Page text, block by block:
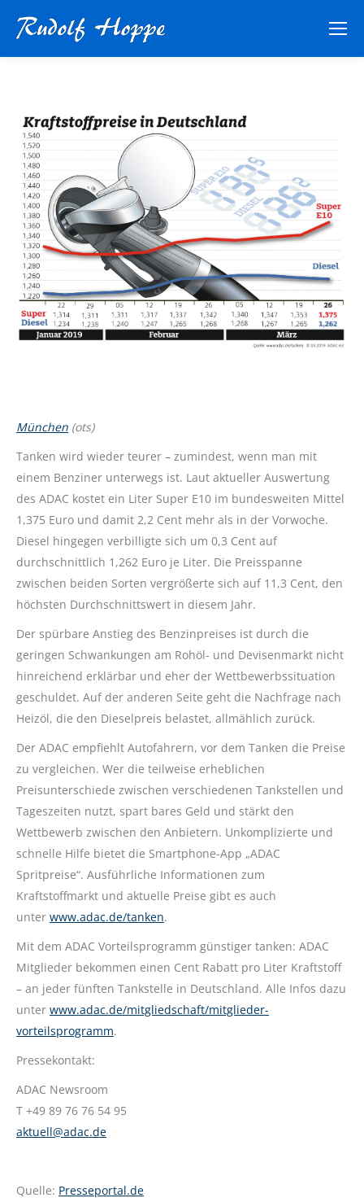
München (ots)
Tanken wird wieder teurer – zumindest, wenn man mit
einem Benziner unterwegs ist. Laut aktueller Auswertung
des ADAC kostet ein Liter Super E10 im bundesweiten Mittel
1,375 Euro und damit 2,2 Cent mehr als in der Vorwoche.
Diesel hingegen verbilligte sich um 0,3 Cent auf
durchschnittlich 1,262 Euro je Liter. Die Preisspanne
zwischen beiden Sorten vergrößerte sich auf 11,3 Cent, den
höchsten Durchschnittswert in diesem Jahr.
Der spürbare Anstieg des Benzinpreises ist durch die
geringen Schwankungen am Rohöl- und Devisenmarkt nicht
hinreichend erklärbar und eher der Wettbewerbssituation
geschuldet. Auf der anderen Seite geht die Nachfrage nach
Heizöl, die den Dieselpreis belastet, allmählich zurück.
Der ADAC empfiehlt Autofahrern, vor dem Tanken die Preise
zu vergleichen. Wer die teilweise erheblichen
Preisunterschiede zwischen verschiedenen Tankstellen und
Tageszeiten nutzt, spart bares Geld und stärkt den
Wettbewerb zwischen den Anbietern. Unkomplizierte und
schnelle Hilfe bietet die Smartphone-App „ADAC
Spritpreise“. Ausführliche Informationen zum
Kraftstoffmarkt und aktuelle Preise gibt es auch
unter www.adac.de/tanken.
Mit dem ADAC Vorteilsprogramm günstiger tanken: ADAC
Mitglieder bekommen einen Cent Rabatt pro Liter Kraftstoff
– an jeder fünften Tankstelle in Deutschland. Alle Infos dazu
unter www.adac.de/mitgliedschaft/mitglieder-
vorteilsprogramm.
Pressekontakt:
ADAC Newsroom
T +49 89 76 76 54 95
aktuell@adac.de
Quelle: Presseportal.de